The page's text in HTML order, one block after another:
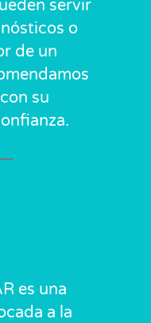
servir
o
de un
su
es una
a la